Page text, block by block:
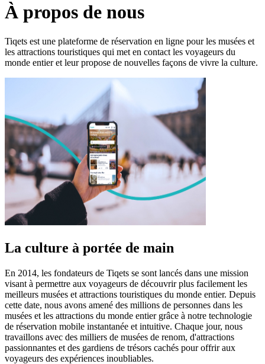
À propos de nous
Tiqets est une plateforme de réservation en ligne pour les musées et
les attractions touristiques qui met en contact les voyageurs du
monde entier et leur propose de nouvelles façons de vivre la culture.
La culture à portée de main
En 2014, les fondateurs de Tiqets se sont lancés dans une mission
visant à permettre aux voyageurs de découvrir plus facilement les
meilleurs musées et attractions touristiques du monde entier. Depuis
cette date, nous avons amené des millions de personnes dans les
musées et les attractions du monde entier grâce à notre technologie
de réservation mobile instantanée et intuitive. Chaque jour, nous
travaillons avec des milliers de musées de renom, d'attractions
passionnantes et des gardiens de trésors cachés pour offrir aux
voyageurs des expériences inoubliables.